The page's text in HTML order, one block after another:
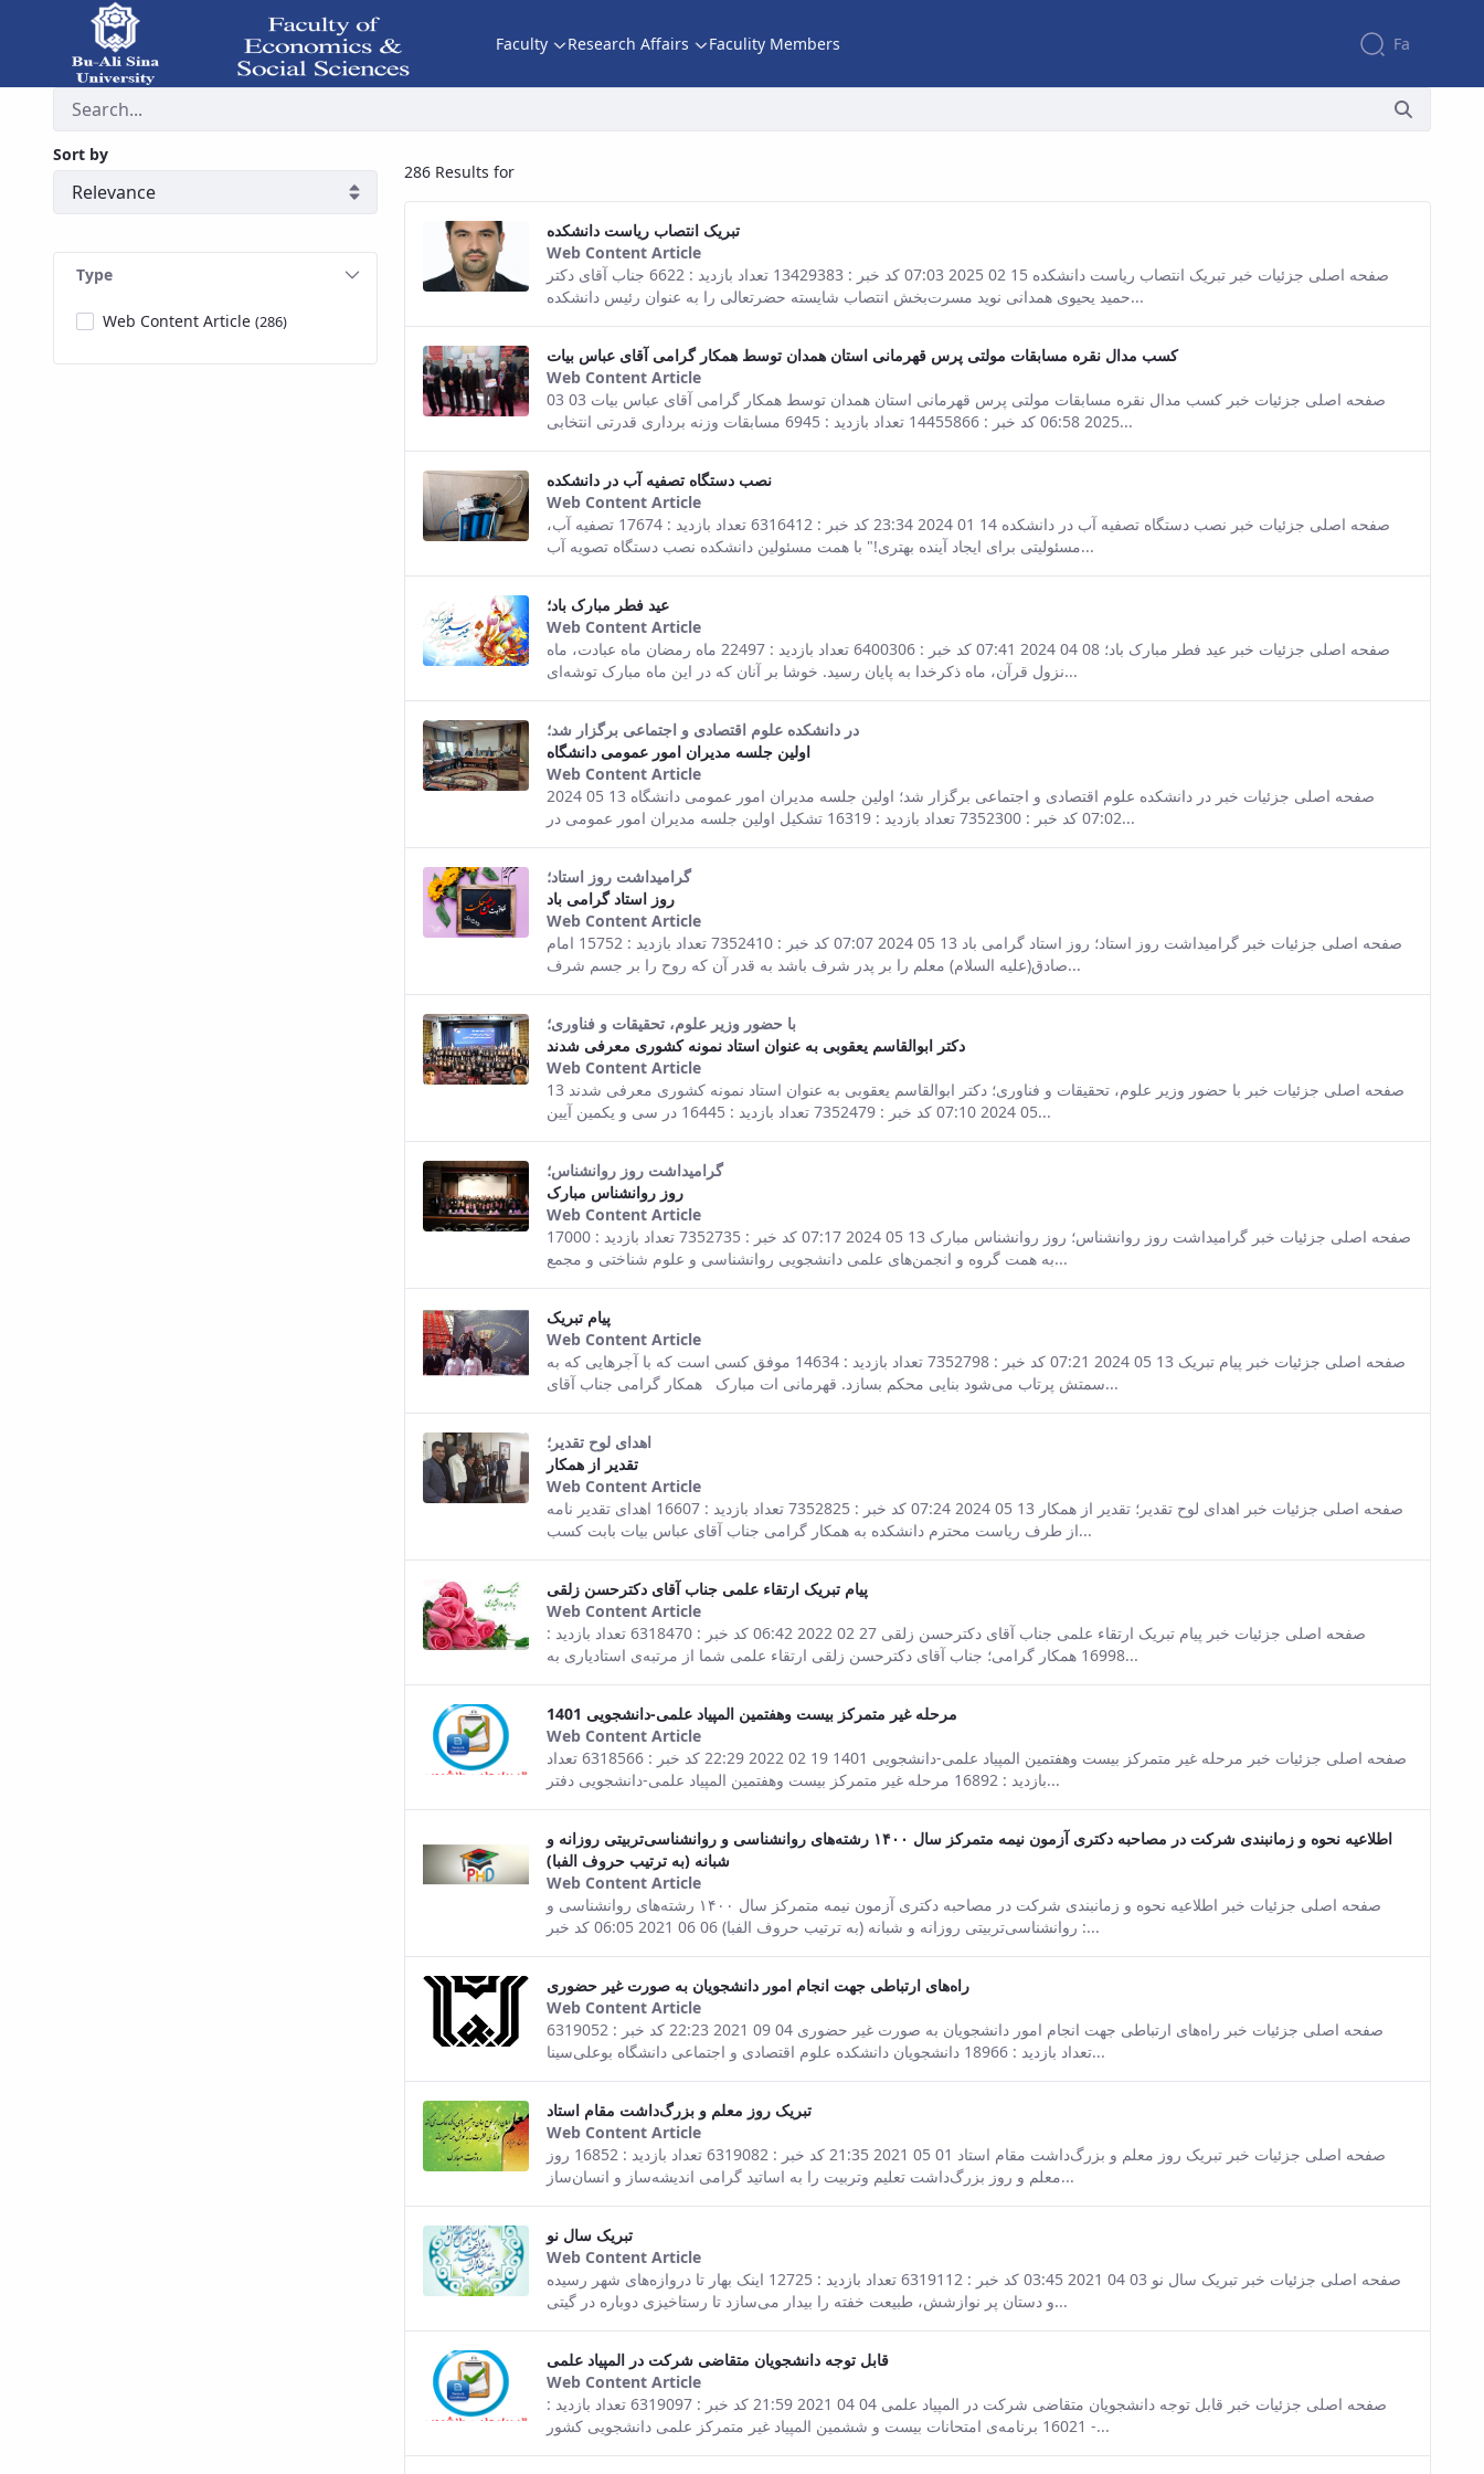
Faculty Research Affairs Faculity Members Fa
Sort by
Type
Web Content Article (286)
286 Results for
تبریک انتصاب ریاست دانشکده
Web Content Article
This result comes from the Persian version of this content.
صفحه اصلی جزئیات خبر تبریک انتصاب ریاست دانشکده 15 02 2025 07:03 کد خبر : 13429383 تعداد بازدید : 6622 جناب آقای دکتر
حمید یحیوی همدانی نوید مسرت‌بخش انتصاب شایسته حضرتعالی را به عنوان رئیس دانشکده...
کسب مدال نقره مسابقات مولتی پرس قهرمانی استان همدان توسط همکار گرامی آقای عباس بیات
Web Content Article
This result comes from the Persian version of this content.
صفحه اصلی جزئیات خبر کسب مدال نقره مسابقات مولتی پرس قهرمانی استان همدان توسط همکار گرامی آقای عباس بیات 03 03
2025 06:58 کد خبر : 14455866 تعداد بازدید : 6945 مسابقات وزنه برداری قدرتی انتخابی...
نصب دستگاه تصفیه آب در دانشکده
Web Content Article
This result comes from the Persian version of this content.
صفحه اصلی جزئیات خبر نصب دستگاه تصفیه آب در دانشکده 14 01 2024 23:34 کد خبر : 6316412 تعداد بازدید : 17674 تصفیه آب،
مسئولیتی برای ایجاد آینده بهتری!" با همت مسئولین دانشکده نصب دستگاه تصویه آب...
عید فطر مبارک باد؛
Web Content Article
This result comes from the Persian version of this content.صفحه اصلی جزئیات خبر عید فطر مبارک باد؛ 08 04 2024 07:41 کد خبر : 6400306 تعداد بازدید : 22497 ماه رمضان ماه عبادت، ماه
نزول قرآن، ماه ذکرخدا به پایان رسید. خوشا بر آنان که در این ماه مبارک توشه‌ای...
در دانشکده علوم اقتصادی و اجتماعی برگزار شد؛
اولین جلسه مدیران امور عمومی دانشگاه
Web Content Article
This result comes from the Persian version of this content.
صفحه اصلی جزئیات خبر در دانشکده علوم اقتصادی و اجتماعی برگزار شد؛ اولین جلسه مدیران امور عمومی دانشگاه 13 05 2024
07:02 کد خبر : 7352300 تعداد بازدید : 16319 تشکیل اولین جلسه مدیران امور عمومی در...
گرامیداشت روز استاد؛
روز استاد گرامی باد
Web Content Article
This result comes from the Persian version of this content.
صفحه اصلی جزئیات خبر گرامیداشت روز استاد؛ روز استاد گرامی باد 13 05 2024 07:07 کد خبر : 7352410 تعداد بازدید : 15752 امام
صادق(علیه السلام) معلم را بر پدر شرف باشد به قدر آن که روح را بر جسم شرف...
با حضور وزیر علوم، تحقیقات و فناوری؛
دکتر ابوالقاسم یعقوبی به عنوان استاد نمونه کشوری معرفی شدند
Web Content Article
This result comes from the Persian version of this content.
صفحه اصلی جزئیات خبر با حضور وزیر علوم، تحقیقات و فناوری؛ دکتر ابوالقاسم یعقوبی به عنوان استاد نمونه کشوری معرفی شدند 13
05 2024 07:10 کد خبر : 7352479 تعداد بازدید : 16445 در سی و یکمین آیین...
گرامیداشت روز روانشناس؛
روز روانشناس مبارک
Web Content Article
This result comes from the Persian version of this content.
صفحه اصلی جزئیات خبر گرامیداشت روز روانشناس؛ روز روانشناس مبارک 13 05 2024 07:17 کد خبر : 7352735 تعداد بازدید : 17000
به همت گروه و انجمن‌های علمی دانشجویی روانشناسی و علوم شناختی و مجمع...
پیام تبریک
Web Content Article
This result comes from the Persian version of this content.صفحه اصلی جزئیات خبر پیام تبریک 13 05 2024 07:21 کد خبر : 7352798 تعداد بازدید : 14634 موفق کسی است که با آجرهایی که به
سمتش پرتاب می‌شود بنایی محکم بسازد. قهرمانی ات مبارک همکار گرامی جناب آقای...
اهدای لوح تقدیر؛
تقدیر از همکار
Web Content Article
This result comes from the Persian version of this content.
صفحه اصلی جزئیات خبر اهدای لوح تقدیر؛ تقدیر از همکار 13 05 2024 07:24 کد خبر : 7352825 تعداد بازدید : 16607 اهدای تقدیر نامه
از طرف ریاست محترم دانشکده به همکار گرامی جناب آقای عباس بیات بابت کسب...
پیام تبریک ارتقاء علمی جناب آقای دکترحسن زلقی
Web Content Article
This result comes from the Persian version of this content.
صفحه اصلی جزئیات خبر پیام تبریک ارتقاء علمی جناب آقای دکترحسن زلقی 27 02 2022 06:42 کد خبر : 6318470 تعداد بازدید :
16998 همکار گرامی؛ جناب آقای دکترحسن زلقی ارتقاء علمی شما از مرتبه‌ی استادیاری به...
مرحله غیر متمرکز بیست وهفتمین المپیاد علمی-دانشجویی 1401
Web Content Article
This result comes from the Persian version of this content.
صفحه اصلی جزئیات خبر مرحله غیر متمرکز بیست وهفتمین المپیاد علمی-دانشجویی 1401 19 02 2022 22:29 کد خبر : 6318566 تعداد
بازدید : 16892 مرحله غیر متمرکز بیست وهفتمین المپیاد علمی-دانشجویی دفتر...
اطلاعیه نحوه و زمانبندی شرکت در مصاحبه دکتری آزمون نیمه متمرکز سال ۱۴۰۰ رشته‌های روانشناسی و روانشناسی‌تربیتی روزانه و
شبانه (به ترتیب حروف الفبا)
Web Content Article
This result comes from the Persian version of this content.
صفحه اصلی جزئیات خبر اطلاعیه نحوه و زمانبندی شرکت در مصاحبه دکتری آزمون نیمه متمرکز سال ۱۴۰۰ رشته‌های روانشناسی و
روانشناسی‌تربیتی روزانه و شبانه (به ترتیب حروف الفبا) 06 06 2021 06:05 کد خبر :...
راه‌های ارتباطی جهت انجام امور دانشجویان به صورت غیر حضوری
Web Content Article
This result comes from the Persian version of this content.
صفحه اصلی جزئیات خبر راه‌های ارتباطی جهت انجام امور دانشجویان به صورت غیر حضوری 04 09 2021 22:23 کد خبر : 6319052
تعداد بازدید : 18966 دانشجویان دانشکده علوم اقتصادی و اجتماعی دانشگاه بوعلی‌سینا...
تبریک روز معلم و بزرگ‌داشت مقام استاد
Web Content Article
This result comes from the Persian version of this content.
صفحه اصلی جزئیات خبر تبریک روز معلم و بزرگ‌داشت مقام استاد 01 05 2021 21:35 کد خبر : 6319082 تعداد بازدید : 16852 روز
معلم و روز بزرگ‌‌داشت تعلیم وتربیت را به اساتید گرامی اندیشه‌ساز و انسان‌ساز...
تبریک سال نو
Web Content Article
This result comes from the Persian version of this content.صفحه اصلی جزئیات خبر تبریک سال نو 03 04 2021 03:45 کد خبر : 6319112 تعداد بازدید : 12725 اینک بهار تا دروازه‌های شهر رسیده
و دستان پر نوازشش، طبیعت خفته را بیدار می‌سازد تا رستاخیزی دوباره در گیتی...
قابل توجه دانشجویان متقاضی شرکت در المپیاد علمی
Web Content Article
This result comes from the Persian version of this content.
صفحه اصلی جزئیات خبر قابل توجه دانشجویان متقاضی شرکت در المپیاد علمی 04 04 2021 21:59 کد خبر : 6319097 تعداد بازدید :
16021 برنامه‌ی امتحانات بیست و ششمین المپیاد غیر متمرکز علمی دانشجویی کشور -...